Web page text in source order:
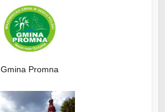
Gmina Promna